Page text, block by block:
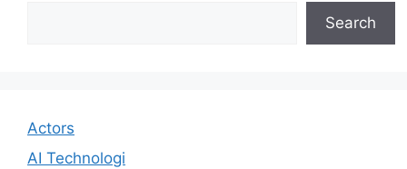
Search
Actors
AI Technologi